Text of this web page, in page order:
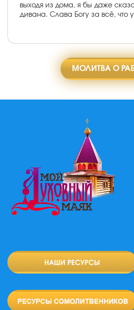
выходя из дома, я бы даже
дивана. Слава Богу за всё, что
МОЛИТВА О